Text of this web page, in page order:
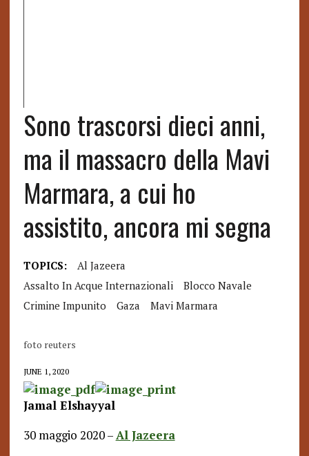
Sono trascorsi dieci anni,
ma il massacro della Mavi
Marmara, a cui ho
assistito, ancora mi segna
TOPICS:
Al Jazeera
Assalto In Acque Internazionali
Blocco Navale
Crimine Impunito
Gaza Mavi Marmara
foto reuters
JUNE 1, 2020
Jamal Elshayyal
30 maggio 2020 –Al Jazeera